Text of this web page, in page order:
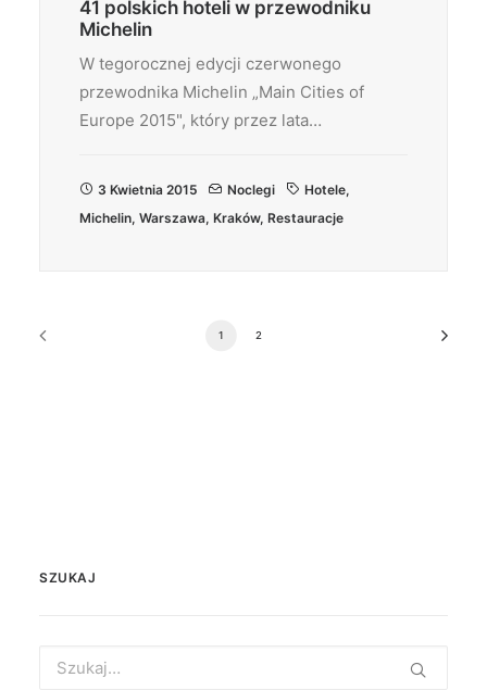
41 polskich hoteli w przewodniku
Michelin
W tegorocznej edycji czerwonego
przewodnika Michelin „Main Cities of
Europe 2015", który przez lata…
3 Kwietnia 2015 Noclegi Hotele,
Michelin, Warszawa, Kraków, Restauracje
1 2
SZUKAJ
for: